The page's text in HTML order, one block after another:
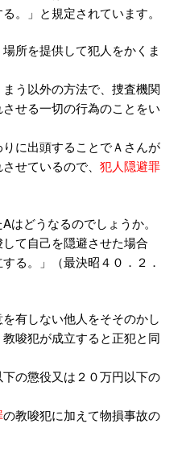
。」と規定されています。
所を提供して犯人をかくま
う以外の方法で、捜査機関
せる一切の行為のことをい
に出頭することでＡさんが
せているので、犯人隠避罪
はどうなるのでしょうか。
て自己を隠避させた場合
る。」（最決昭４０．２．
有しない他人をそそのかし
唆犯が成立すると正犯と同
の懲役又は２０万円以下の
の教唆犯に加えて物損事故の